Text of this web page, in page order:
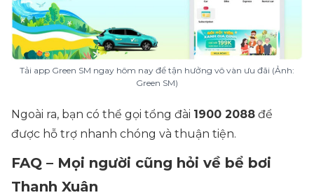
Tải app Green SM ngay hôm nay để tận hưởng vô vàn ưu đãi (Ảnh:
Green SM)
Ngoài ra, bạn có thể gọi tổng đài 1900 2088 để
được hỗ trợ nhanh chóng và thuận tiện.
FAQ – Mọi người cũng hỏi về bể bơi
Thanh Xuân